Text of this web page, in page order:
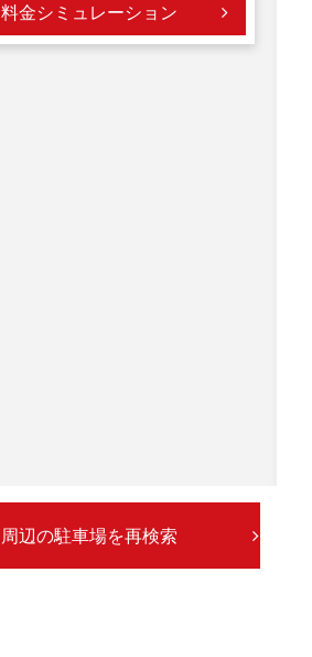
料金シミュレーション
周辺の駐車場を再検索